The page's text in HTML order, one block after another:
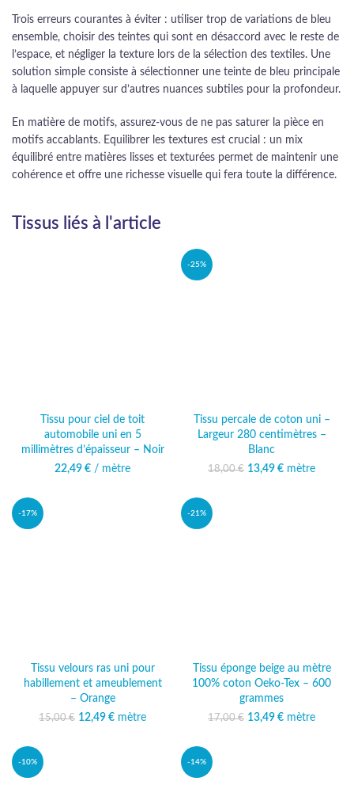
Trois erreurs courantes à éviter : utiliser trop de variations de bleu
ensemble, choisir des teintes qui sont en désaccord avec le reste de
l’espace, et négliger la texture lors de la sélection des textiles. Une
solution simple consiste à sélectionner une teinte de bleu principale
à laquelle appuyer sur d’autres nuances subtiles pour la profondeur.
En matière de motifs, assurez-vous de ne pas saturer la pièce en
motifs accablants. Equilibrer les textures est crucial : un mix
équilibré entre matières lisses et texturées permet de maintenir une
cohérence et offre une richesse visuelle qui fera toute la différence.
Tissus liés à l'article
Tissu pour ciel de toit
automobile uni en 5
millimètres d’épaisseur – Noir
22,49 € / mètre
-25%
Tissu percale de coton uni –
Largeur 280 centimètres –
Blanc
18,00€ Le prix initial était :
13,49 €
Le prix
mètre
-17%
Tissu velours ras uni pour
habillement et ameublement
– Orange
15,00€ Le prix initial était :
12,49 €
Le prix
mètre
-21%
Tissu éponge beige au mètre
100% coton Oeko-Tex – 600
grammes
17,00€ Le prix initial était :
13,49 €
Le prix
mètre
-10% -14%